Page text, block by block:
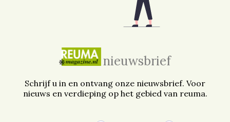
nieuwsbrief
Schrijf u in en ontvang onze nieuwsbrief. Voor
nieuws en verdieping op het gebied van reuma.